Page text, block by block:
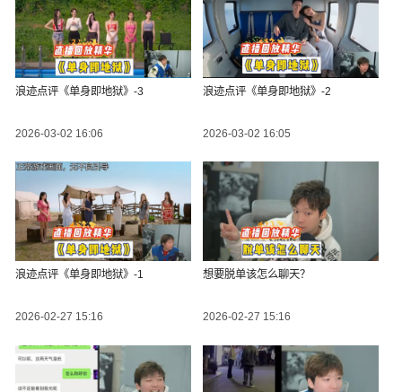
浪迹点评《单身即地狱》-3
2026-03-02 16:06
浪迹点评《单身即地狱》-2
2026-03-02 16:05
浪迹点评《单身即地狱》-1
2026-02-27 15:16
想要脱单该怎么聊天？
2026-02-27 15:16